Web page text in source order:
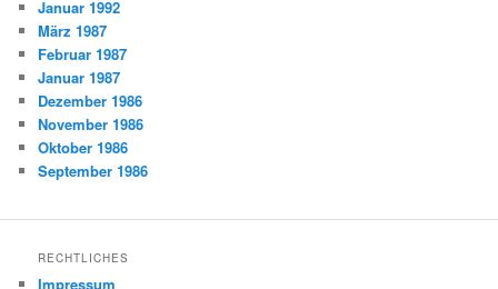
Januar 1992
März 1987
Februar 1987
Januar 1987
Dezember 1986
November 1986
Oktober 1986
September 1986
RECHTLICHES
Impressum